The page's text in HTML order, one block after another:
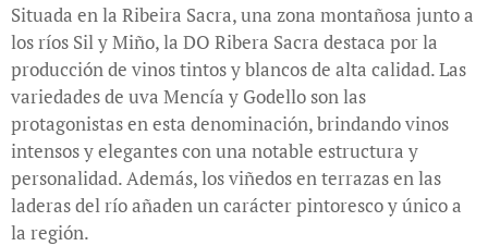
Situada en la Ribeira Sacra, una zona montañosa junto a
los ríos Sil y Miño, la DO Ribera Sacra destaca por la
producción de vinos tintos y blancos de alta calidad. Las
variedades de uva Mencía y Godello son las
protagonistas en esta denominación, brindando vinos
intensos y elegantes con una notable estructura y
personalidad. Además, los viñedos en terrazas en las
laderas del río añaden un carácter pintoresco y único a
la región.